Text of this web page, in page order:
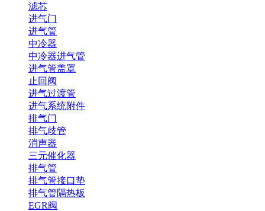
滤芯
进气门
进气管
中冷器
中冷器进气管
进气管盖罩
止回阀
进气过渡管
进气系统附件
排气门
排气歧管
消声器
三元催化器
排气管
排气管接口垫
排气管隔热板
EGR阀